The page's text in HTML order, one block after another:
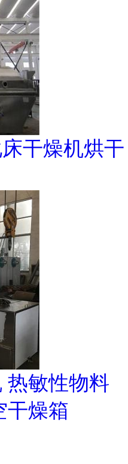
干燥机烘干
热敏性物料
干燥箱